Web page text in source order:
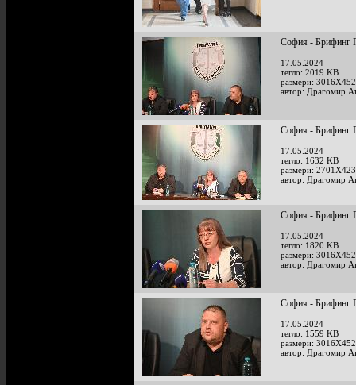
София - Брифинг
17.05.2024
тегло: 2019 KB
размери:
автор: Драгомир
София - Брифинг
17.05.2024
тегло: 1632 KB
размери:
автор: Драгомир
София - Брифинг
17.05.2024
тегло: 1820 KB
размери:
автор: Драгомир
София - Брифинг
17.05.2024
тегло: 1559 KB
размери:
автор: Драгомир